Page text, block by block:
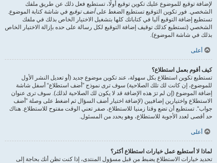
لإضافة توقيع للموضوع عليك تكوين توقيع أولًا، تستطيع فعل ذلك عن طريق ملفك
الشخصي. فور تكوين التوقيع تستطيع الضغط علىأضف توقيع في شاشة كتابة الموضوع.
تستطيع إضافة التوقيع آليا في كتاباتك كلها بتشغيل الاختيار الخاص بذلك في ملفك
الشخصي (تستطيع كذلك توقيف إضافة التوقيع لكل رسالة على حده بإزالة الاختيار الخاص
بذلك في شاشة الموضوع).
أعلى
كيف أقوم بعمل استطلاع؟
تستطيع تكوين استطلاع بكل سهولة، عند تكوين موضوع جديد (أو تعديل النشر الأول
للموضوع، إن كانت لك تلك الصلاحية) سوف ترى نموذج ”أضف استطلاع“ أسفل شاشة
إضافة الموضوع (إن لم ترَ هذه الإضافة قد لا يكون لك الصلاحية لذلك). سوف ترى عنوان
الاستطلاع واختيارين إضافيين (لإضافة اختيار أضف السؤال ثم اضغط على وصلة ”أضف
جواب“. تستطيع أن تضع وقتا زمنيا للاستطلاع، صفر تعني الوقت مفتوح للاستطلاع. هناك
حد أقصى لعدد الأجوبة للاستطلاع، وهو يحدد من المسئول.
أعلى
لماذا لا أستطيع عمل خيارات استطلاع أكثر؟
تحديد خيارات الاستطلاع يضبط من قبل مسؤول المنتدى، إذا كنت تظن أنك بحاجة إلى